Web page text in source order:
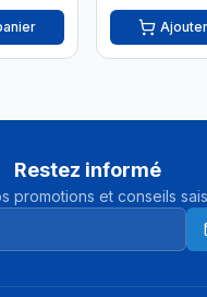
Restez informé
promotions et conseils